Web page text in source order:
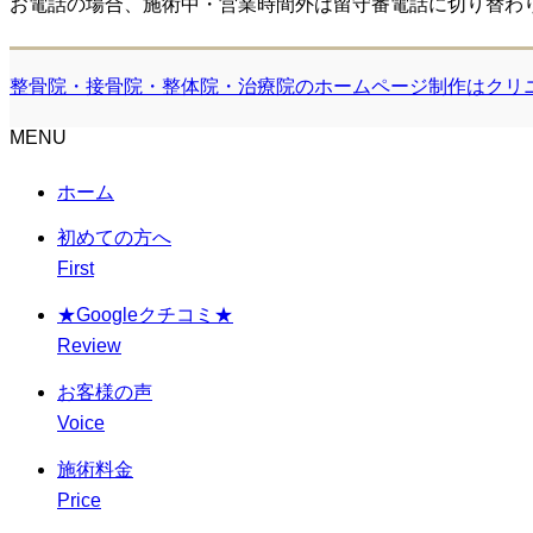
お電話の場合、施術中・営業時間外は留守番電話に切り替わ
整骨院・接骨院・整体院・治療院のホームページ制作はクリ
MENU
ホーム
初めての方へ
First
★Googleクチコミ★
Review
お客様の声
Voice
施術料金
Price